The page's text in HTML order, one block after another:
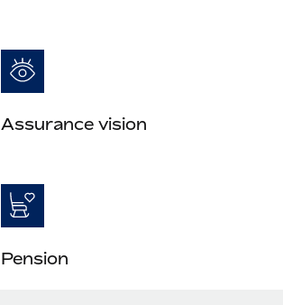
Assurance vision
Pension